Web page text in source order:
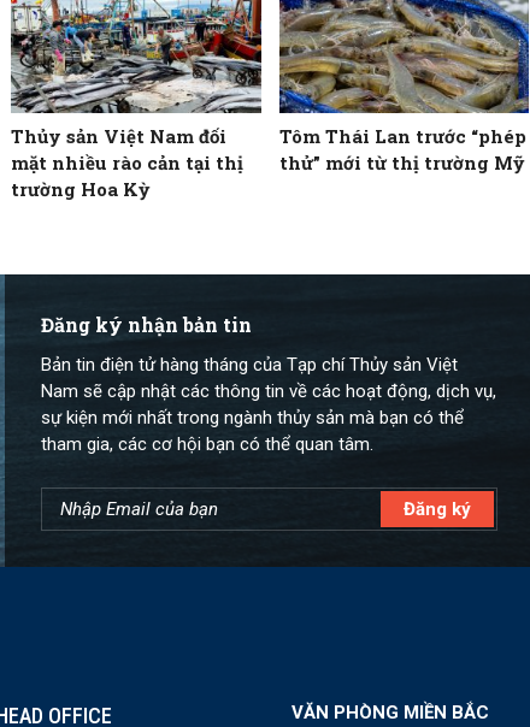
Thủy sản Việt Nam đối
mặt nhiều rào cản tại thị
trường Hoa Kỳ
Tôm Thái Lan trước “phép
thử” mới từ thị trường Mỹ
Đăng ký nhận bản tin
Bản tin điện tử hàng tháng của Tạp chí Thủy sản Việt
Nam sẽ cập nhật các thông tin về các hoạt động, dịch vụ,
sự kiện mới nhất trong ngành thủy sản mà bạn có thể
tham gia, các cơ hội bạn có thể quan tâm.
OFFICE VĂN PHÒNG MIỀN BẮC